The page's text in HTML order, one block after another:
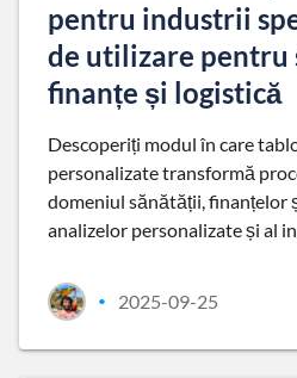
pentru industrii
de utilizare pentru
finanțe și logistică
Descoperiți modul în care
personalizate transformă
domeniul sănătății, finanțelor
analizelor personalizate și al
• 2025-09-25